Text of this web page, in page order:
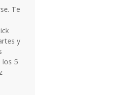
Te
y
los 5